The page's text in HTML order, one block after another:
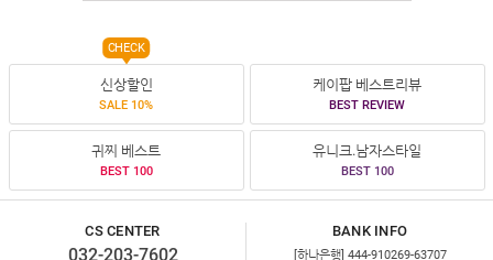
신상할인
SALE 10%
CHECK
케이팝 베스트리뷰
BEST REVIEW
귀찌 베스트
BEST 100
유니크.남자스타일
BEST 100
CS CENTER
032-203-7602
BANK INFO
[하나은행] 444-910269-63707